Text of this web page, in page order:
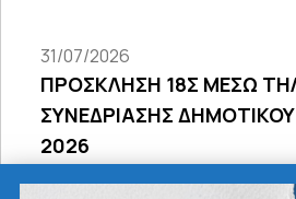
31/07/2026
ΠΡΟΣΚΛΗΣΗ 18Σ ΜΕΣΩ
ΣΥΝΕΔΡΙΑΣΗΣ
2026